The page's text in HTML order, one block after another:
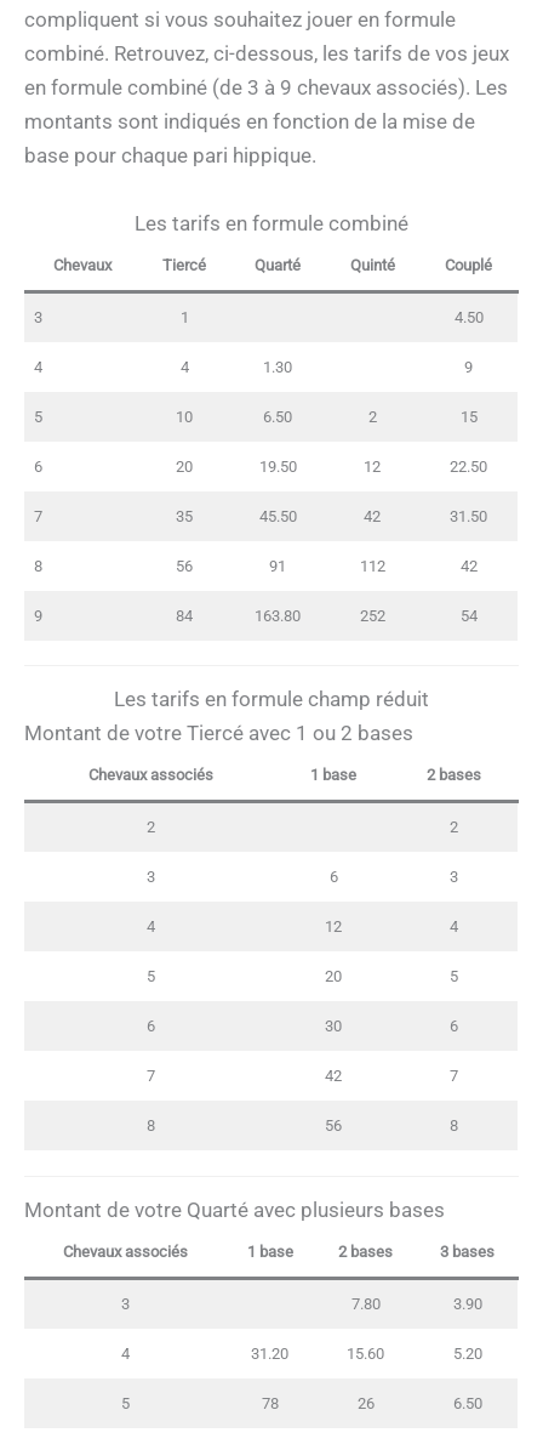
compliquent si vous souhaitez jouer en formule
combiné. Retrouvez, ci-dessous, les tarifs de vos jeux
en formule combiné (de 3 à 9 chevaux associés). Les
montants sont indiqués en fonction de la mise de
base pour chaque pari hippique.
Les tarifs en formule combiné
Chevaux Tiercé Quarté Quinté Couplé
3 1 4.50
4 4 1.30 9
5 10 6.50 2 15
6 20 19.50 12 22.50
7 35 45.50 42 31.50
8 56 91 112 42
9 84 163.80 252 54
Les tarifs en formule champ réduit
Montant de votre Tiercé avec 1 ou 2 bases
Chevaux associés 1 base 2 bases
2 2
3 6 3
4 12 4
5 20 5
6 30 6
7 42 7
8 56 8
Montant de votre Quarté avec plusieurs bases
Chevaux associés 1 base 2 bases 3 bases
3 7.80 3.90
4 31.20 15.60 5.20
5 78 26 6.50